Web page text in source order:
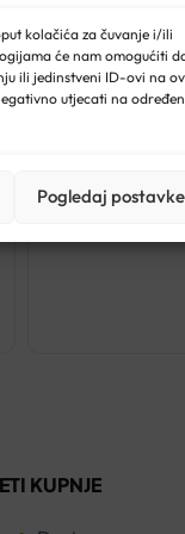
kolačića za čuvanje i/ili
će nam omogućiti
ili jedinstveni ID-ovi na
utjecati na
Pogledaj postavke
KUPNJE